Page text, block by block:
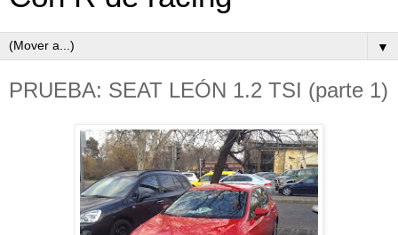
▼
PRUEBA: SEAT LEÓN 1.2 TSI (parte 1)